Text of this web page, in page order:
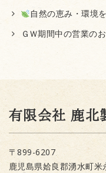
自然の恵み・環境
ＧＷ期間中の営業の
有限会社 鹿北
〒899-6207
鹿児島県姶良郡湧水町米